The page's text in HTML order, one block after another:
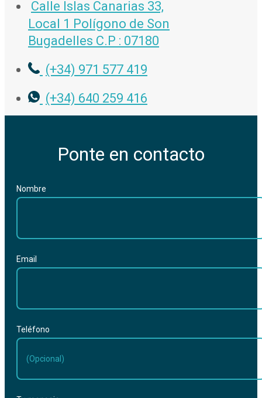
Calle Islas Canarias 33,
Local 1 Polígono de Son
Bugadelles C.P : 07180
(+34) 971 577 419
(+34) 640 259 416
Ponte en contacto
Nombre
Email
Teléfono